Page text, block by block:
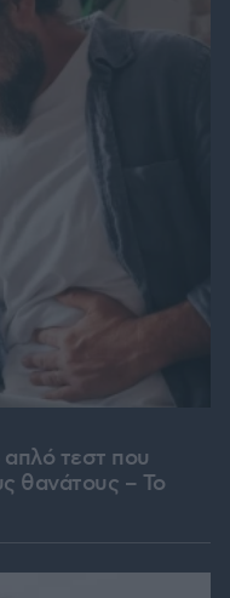
τεστ που
θανάτους – Το